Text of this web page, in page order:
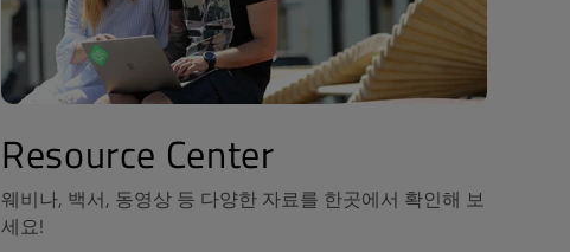
Resource Center
웨비나, 백서, 동영상 등 다양한 자료를 한곳에서 확인해 보
세요!